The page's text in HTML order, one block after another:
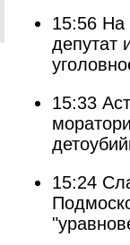
15:56 На
депутат
15:33
15:24